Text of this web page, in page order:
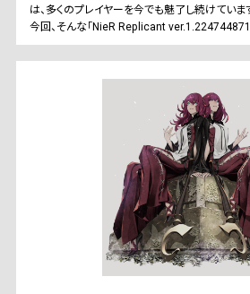
は、多くのプレイヤーを今でも魅了し続けていま
今回、そんな「NieR Replicant